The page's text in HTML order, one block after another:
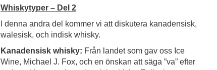
Whiskytyper – Del 2
I denna andra del kommer vi att diskutera kanadensisk,
walesisk, och indisk whisky.
Kanadensisk whisky: Från landet som gav oss Ice
Wine, Michael J. Fox, och en önskan att säga ”va” efter